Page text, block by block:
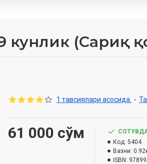
кунлик (Сариқ
1 тавсиялари асосида. -
61 000 сўм
Код: 5404
Вазни:
ISBN: